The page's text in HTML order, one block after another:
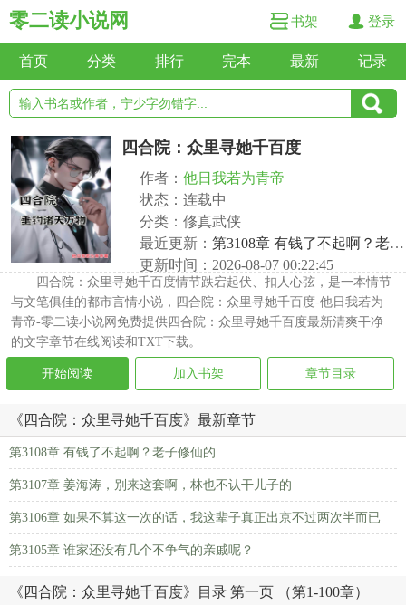
零二读小说网 书架 登录
首页 分类 排行 完本 最新 记录
四合院：众里寻她千百度
作者： 他日我若为青帝
状态：连载中
分类：修真武侠
最近更新： 第3108章 有钱了不起啊？老子修仙的
更新时间：2026-08-07 00:22:45
四合院：众里寻她千百度情节跌宕起伏、扣人心弦，是一本情节
与文笔俱佳的都市言情小说，四合院：众里寻她千百度-他日我若为
青帝-零二读小说网免费提供四合院：众里寻她千百度最新清爽干净
的文字章节在线阅读和TXT下载。
开始阅读 加入书架 章节目录
《四合院：众里寻她千百度》最新章节
第3108章 有钱了不起啊？老子修仙的
第3107章 姜海涛，别来这套啊，林也不认干儿子的
第3106章 如果不算这一次的话，我这辈子真正出京不过两次半而已
第3105章 谁家还没有几个不争气的亲戚呢？
《四合院：众里寻她千百度》目录 第一页 （第1-100章）